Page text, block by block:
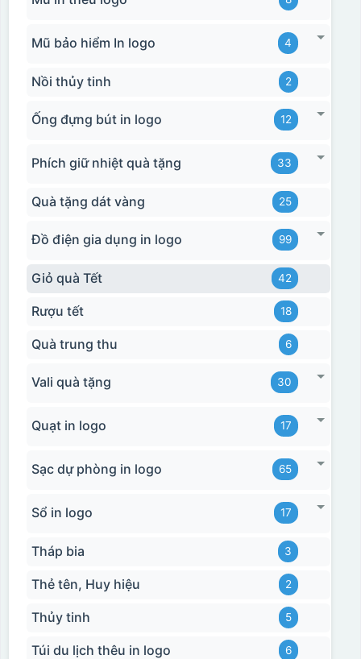
Mũ bảo hiểm In logo 4
Nồi thủy tinh 2
Ống đựng bút in logo 12
Phích giữ nhiệt quà tặng 33
Quà tặng dát vàng 25
Đồ điện gia dụng in logo 99
Giỏ quà Tết 42
Rượu tết 18
Quà trung thu 6
Vali quà tặng 30
Quạt in logo 17
Sạc dự phòng in logo 65
Sổ in logo 17
Tháp bia 3
Thẻ tên, Huy hiệu 2
Thủy tinh 5
Túi du lịch thêu in logo 6